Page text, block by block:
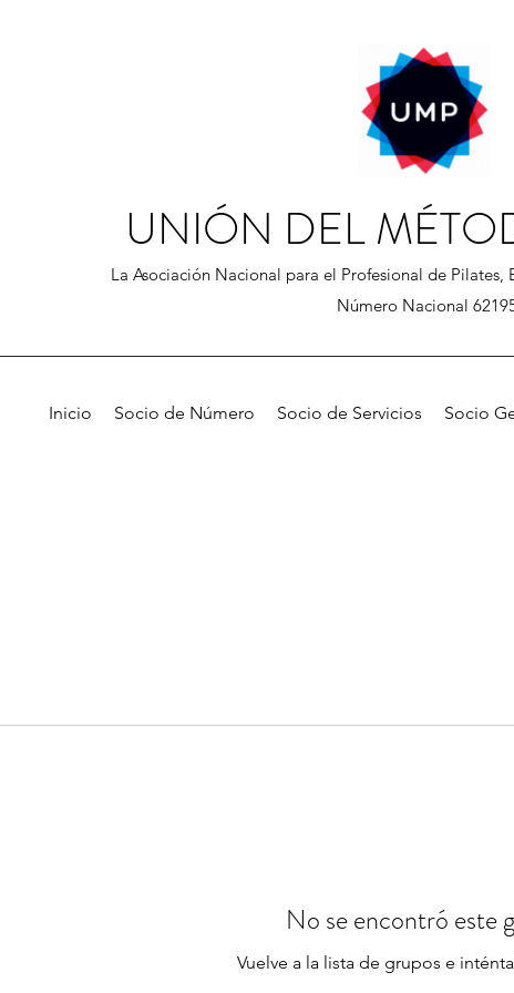
UNIÓN DEL
La Asociación Nacional para el Profesional de Pilates,
Número Nacional
Inicio Socio de Número Socio de Servicios Socio
No se encontró este
Vuelve a la lista de grupos e